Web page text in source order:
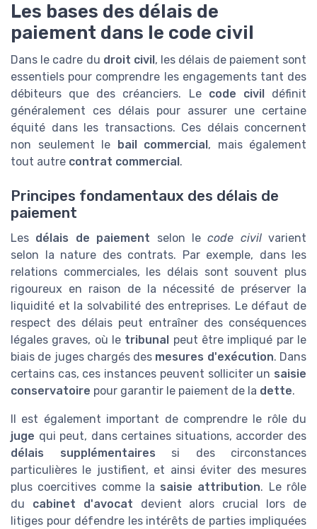
Les bases des délais de
paiement dans le code civil
Dans le cadre du droit civil, les délais de paiement sont
essentiels pour comprendre les engagements tant des
débiteurs que des créanciers. Le code civildéfinit
généralement ces délais pour assurer une certaine
équité dans les transactions. Ces délais concernent
non seulement le bail commercial, mais également
tout autre contrat commercial.
Principes fondamentaux des délais de
paiement
Les délais de paiement selon lecode civilvarient
selon la nature des contrats. Par exemple, dans les
relations commerciales, les délais sont souvent plus
rigoureux en raison de la nécessité de préserver la
liquidité et la solvabilité des entreprises. Le défaut de
respect des délais peut entraîner des conséquences
légales graves, où le tribunal
peut être impliqué par le
biais de juges chargés des mesures d'exécution. Dans
certains cas, ces instances peuvent solliciter un saisie
conservatoire pour garantir le paiement de la dette.
Il est également important de comprendre le rôle du
juge qui peut, dans certaines situations, accorder des
délais supplémentaires si des circonstances
particulières le justifient, et ainsi éviter des mesures
plus coercitives comme la saisie attribution. Le rôle
du cabinet d'avocat devient alors crucial lors de
litiges pour défendre les intérêts de parties impliquées